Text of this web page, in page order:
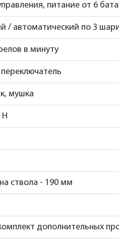
питание от 6
/ автоматический по 3
в минуту
мушка
Н
ствола - 190 мм
дополнительных